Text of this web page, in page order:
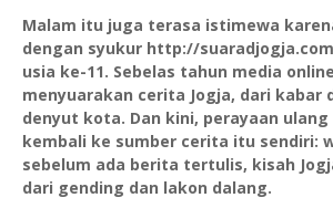
Malam itu juga terasa istimewa
dengan syukur http://
usia ke-11. Sebelas tahun media
menyuarakan cerita Jogja, dari kabar
denyut kota. Dan kini, perayaan
kembali ke sumber cerita itu sendiri:
sebelum ada berita tertulis, kisah
dari gending dan lakon dalang.